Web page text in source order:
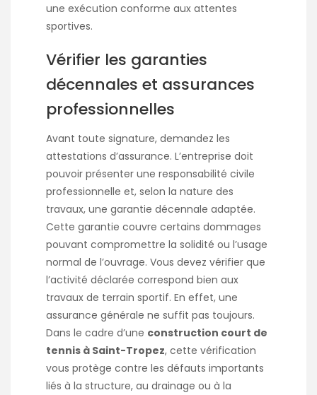
une exécution conforme aux attentes
sportives.
Vérifier les garanties
décennales et assurances
professionnelles
Avant toute signature, demandez les
attestations d’assurance. L’entreprise doit
pouvoir présenter une responsabilité civile
professionnelle et, selon la nature des
travaux, une garantie décennale adaptée.
Cette garantie couvre certains dommages
pouvant compromettre la solidité ou l’usage
normal de l’ouvrage. Vous devez vérifier que
l’activité déclarée correspond bien aux
travaux de terrain sportif. En effet, une
assurance générale ne suffit pas toujours.
Dans le cadre d’une construction court de
tennis à Saint-Tropez, cette vérification
vous protège contre les défauts importants
liés à la structure, au drainage ou à la